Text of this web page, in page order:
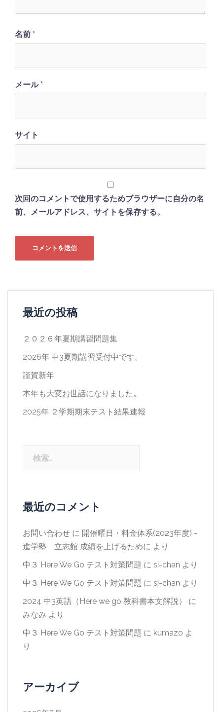
名前 *
メール*
サイト
次回のコメントで使用するためブラウザーに自分の名
前、メールアドレス、サイトを保存する。
最近の投稿
２０２６年夏期講習問題集
2026年 中3夏期講習受付中です。
謹賀新年
本年も大変お世話になりました。
2025年 ２学期期末テスト結果速報
最近のコメント
お問い合わせ に 開催曜日・料金体系(2023年度) -
進学塾 立志館 成績を上げるために より
中３ Here We Go テスト対策問題 に si-chan より
中３ Here We Go テスト対策問題 に si-chan より
2024 中3英語（Here we go 教科書本文解説）
に
みなみ より
中３ Here We Go テスト対策問題 に kumazo よ
り
アーカイブ